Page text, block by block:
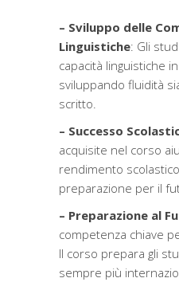
– Sviluppo delle
Linguistiche: Gli
capacità linguistiche
sviluppando fluidità
scritto.
– Successo
acquisite nel corso
rendimento
preparazione per il
– Preparazione al
competenza chiave
Il corso prepara gli
sempre più